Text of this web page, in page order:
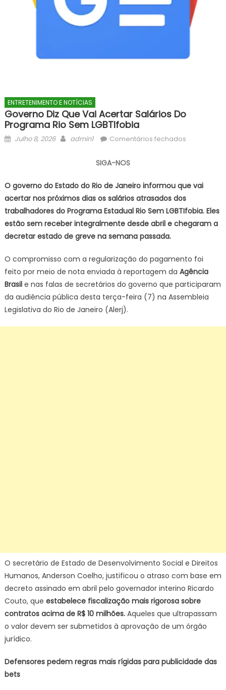
ENTRETENIMENTO E NOTÍCIAS
Governo Diz Que Vai Acertar Salários Do
Programa Rio Sem LGBTIfobia
Posted
Julho 8, 2026 Author
admin1 Comentários fechadosem
vai
acertar
salários
do
programa
Sem
LGBTIfobia
SIGA-NOS
O governo do Estado do Rio de Janeiro informou que vai
acertar nos próximos dias os salários atrasados dos
trabalhadores do Programa Estadual Rio Sem LGBTIfobia. Eles
estão sem receber integralmente desde abril e chegaram a
decretar estado de greve na semana passada.
O compromisso com a regularização do pagamento foi
feito por meio de nota enviada à reportagem da Agência
Brasile nas falas de secretários do governo que participaram
da audiência pública desta terça-feira (7) na Assembleia
Legislativa do Rio de Janeiro (Alerj).
O secretário de Estado de Desenvolvimento Social e Direitos
Humanos, Anderson Coelho, justificou o atraso com base em
decreto assinado em abril pelo governador interino Ricardo
Couto, que estabelece fiscalização mais rigorosa sobre
contratos acima de R$ 10 milhões.Aqueles que ultrapassam
o valor devem ser submetidos à aprovação de um órgão
jurídico.
Defensores pedem regras mais rígidas para publicidade das
bets